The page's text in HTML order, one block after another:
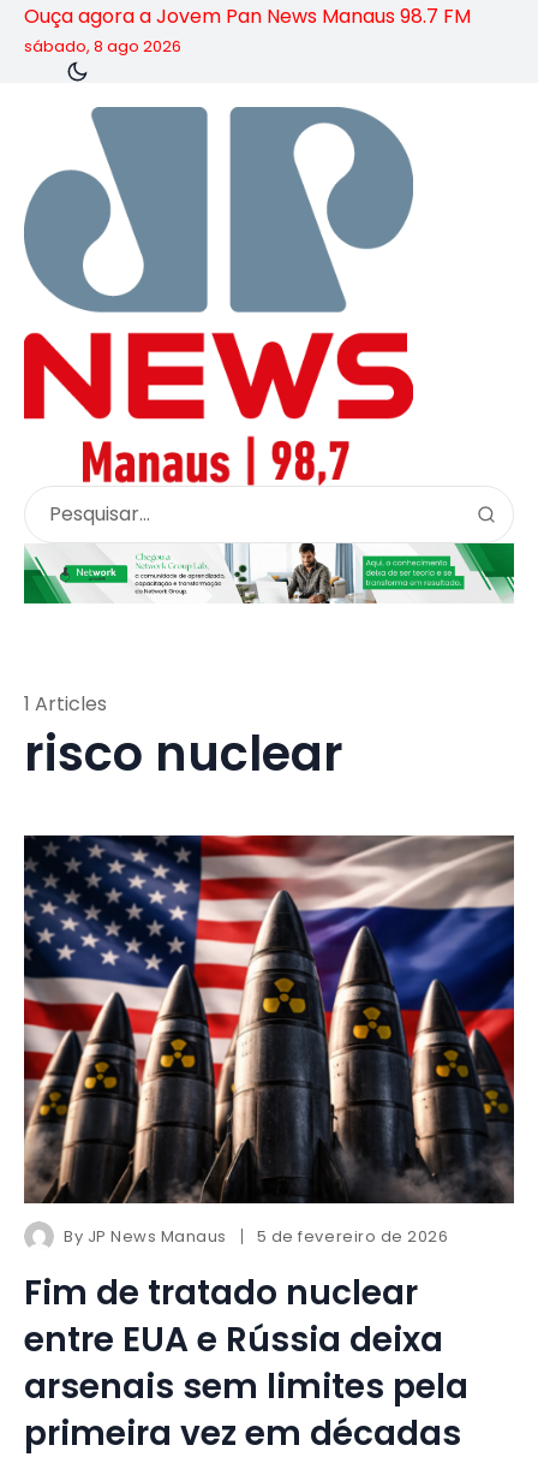
Ouça agora a Jovem Pan News Manaus 98.7 FM
sábado, 8 ago 2026
risco nuclear
1 Articles
By JP News Manaus 5 de fevereiro de 2026
Fim de tratado nuclear
entre EUA e Rússia deixa
arsenais sem limites pela
primeira vez em décadas